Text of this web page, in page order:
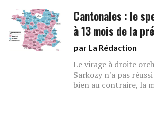
Cantonales : le
à 13 mois de la
par La Rédaction
Le virage à droite
Sarkozy n'a pas
bien au contraire, la